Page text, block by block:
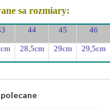
sa rozmiary:
44 45 46
28,5cm 29cm 29,5cm